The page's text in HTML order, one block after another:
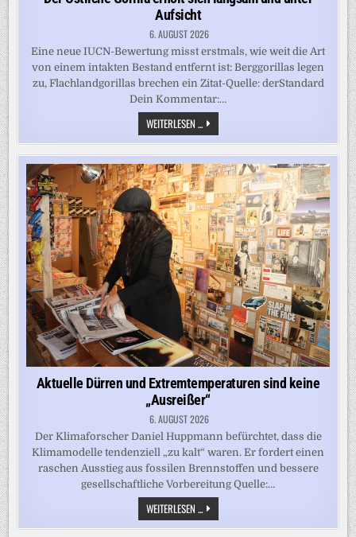
Aufsicht
6. AUGUST 2026
Eine neue IUCN-Bewertung misst erstmals, wie weit die Art
von einem intakten Bestand entfernt ist: Berggorillas legen
zu, Flachlandgorillas brechen ein Zitat-Quelle: derStandard
Dein Kommentar:…
WEITERLESEN ...DER
ÖSTLICHE
GORILLA
ERHOLT
SICH
LANGSAM
UND
UNTER
AUFSICHT
Aktuelle Dürren und Extremtemperaturen sind keine
„Ausreißer“
6. AUGUST 2026
Der Klimaforscher Daniel Huppmann befürchtet, dass die
Klimamodelle tendenziell „zu kalt“ waren. Er fordert einen
raschen Ausstieg aus fossilen Brennstoffen und bessere
gesellschaftliche Vorbereitung Quelle:…
WEITERLESEN ... AKTUELLE
DÜRREN
UND